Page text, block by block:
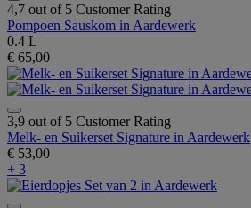
4,7 out of 5 Customer Rating
Pompoen Sauskom in Aardewerk
0.4 L
€ 65,00
3,9 out of 5 Customer Rating
Melk- en Suikerset Signature in Aardewerk
€ 53,00
+ 3